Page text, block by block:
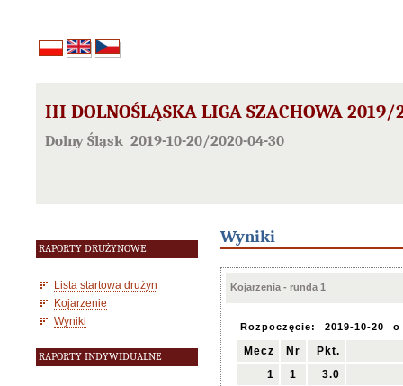
III DOLNOŚLĄSKA LIGA SZACHOWA 2019/
Dolny Śląsk 2019-10-20/2020-04-30
RAPORTY DRUŻYNOWE
Lista startowa drużyn
Kojarzenie
Wyniki
RAPORTY INDYWIDUALNE
Wyniki
Kojarzenia - runda 1
Rozpoczęcie: 2019-10-20 o
Mecz Nr
Pkt.
1
1 3.0